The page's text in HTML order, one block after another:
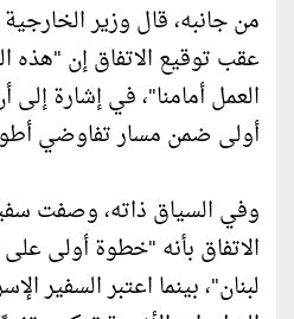
من جانبه، قال وزير
عقب توقيع الاتفاق إن "هذه
العمل أمامنا"، في إشارة إلى
أولى ضمن مسار تفاوضي
وفي السياق ذاته، وصفت
الاتفاق بأنه "خطوة أولى
لبنان"، بينما اعتبر السفير